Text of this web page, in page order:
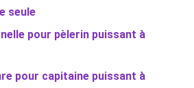
seule
pour pèlerin puissant à
pour capitaine puissant à